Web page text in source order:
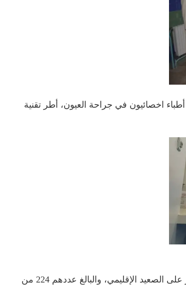
اخصائيون في جراحة العيون، أطر تقنية
واستفاد من هذه القافلة كل المسجلين في لائحة الانتظار على الصعيد الإقليمي، والبالغ عددهم 224 من